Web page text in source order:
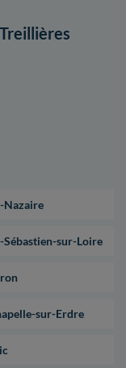
Nazaire
Sébastien-sur-Loire
sur-Erdre